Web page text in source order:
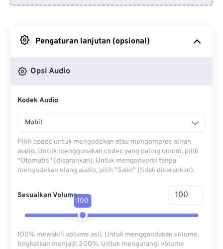
Pengaturan lanjutan (opsional)
Opsi Audio
Kodek Audio
Mobil
Pilih codec untuk mengodekan atau mengompres aliran
audio. Untuk menggunakan codec yang paling umum, pilih
"Otomatis" (disarankan). Untuk mengonversi tanpa
mengodekan ulang audio, pilih "Salin" (tidak disarankan).
Sesuaikan Volume
100
100% mewakili volume asli. Untuk menggandakan volume,
tingkatkan menjadi 200%. Untuk mengurangi volume